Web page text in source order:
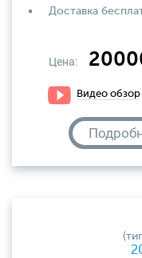
Доставка
Цена:
Видео обзор